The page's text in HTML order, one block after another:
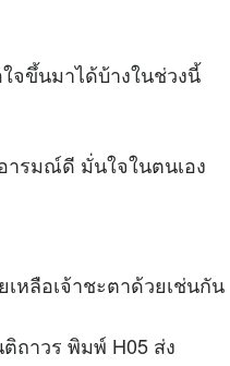
จขึ้นมาได้บ้างในช่วงนี้
รมณ์ดี มั่นใจในตนเอง
หลือเจ้าชะตาด้วยเช่นกัน
ถาวร พิมพ์ H05 ส่ง